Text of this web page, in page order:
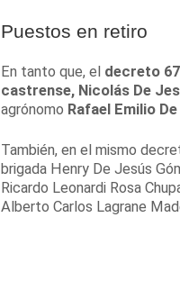
Puestos en retiro
En tanto que, el decreto
castrense, Nicolás De
agrónomo Rafael Emilio
También, en el mismo
brigada Henry De Jesús
Ricardo Leonardi Rosa
Alberto Carlos Lagrane